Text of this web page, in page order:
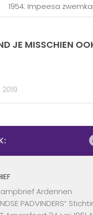
1954: Impeesa
JE MISSCHIEN
2019
Ardennen
PADVINDERS”